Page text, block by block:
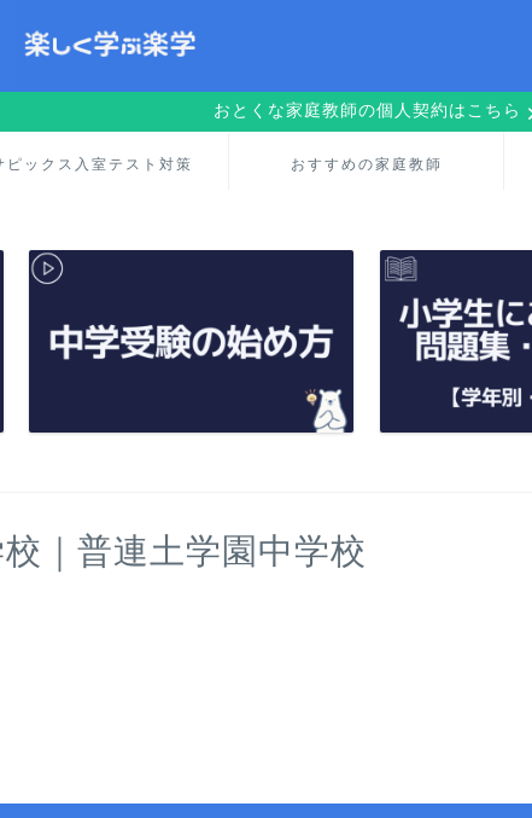
おとくな家庭教師の個人契約はこちら
ピックス入室テスト対策 おすすめの家庭教師
｜普連土学園中学校